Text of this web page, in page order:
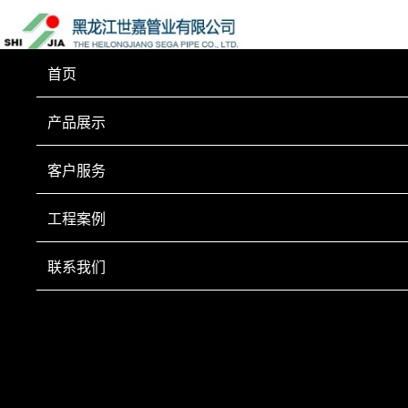
首页
产品展示
客户服务
工程案例
联系我们